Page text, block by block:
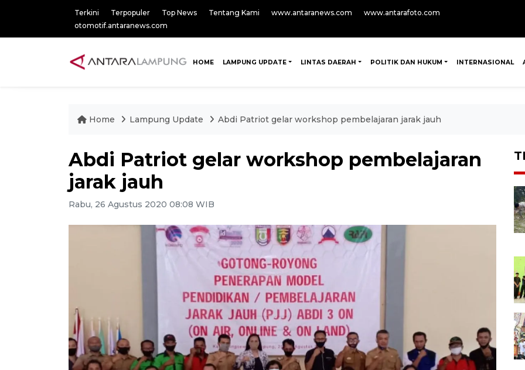
Terkini Terpopuler Top News Tentang Kami www.antaranews.com
www.antarafoto.com
otomotif.antaranews.com
HOME LAMPUNG UPDATE LINTAS DAERAH POLITIK DAN HUKUM INTERNASIONAL
Home Lampung Update Abdi Patriot gelar workshop pembelajaran jarak jauh
Abdi Patriot gelar workshop pembelajaran
jarak jauh
Rabu, 26 Agustus 2020 08:08 WIB